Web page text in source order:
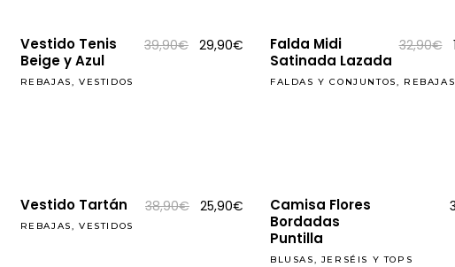
precio
actual
REBAJAS
Vestido Tenis
Beige y Azul
39,90€ El
precio
29,90€
precio
actual
REBAJAS, VESTIDOS
REBAJAS
Falda Midi
Satinada Lazada
32,90€
FALDAS Y CONJUNTOS, REBAJAS
REBAJAS
Vestido Tartán 38,90€ El
precio
25,90€
precio
actual
25,90€.
REBAJAS, VESTIDOS
Camisa Flores
Bordadas
Puntilla
BLUSAS, JERSÉIS Y TOPS